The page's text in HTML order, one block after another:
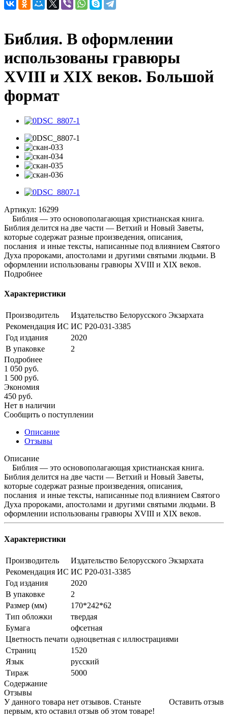
Библия. В оформлении
использованы гравюры
XVIII и XIX веков. Большой
формат
Артикул: 16299
Библия — это основополагающая христианская книга.
Библия делится на две части — Ветхий и Новый Заветы,
которые содержат разные произведения, описания,
послания и иные тексты, написанные под влиянием Святого
Духа пророками, апостолами и другими святыми людьми. В
оформлении использованы гравюры XVIII и XIX веков.
Подробнее
Характеристики
Производитель
Издательство Белорусского Экзархата
Рекомендация ИС ИС Р20-031-3385
Год издания
2020
В упаковке
2
Подробнее
1 050 руб.
1 500 руб.
Экономия
450 руб.
Нет в наличии
Сообщить о поступлении
Описание
Отзывы
Описание
Библия — это основополагающая христианская книга.
Библия делится на две части — Ветхий и Новый Заветы,
которые содержат разные произведения, описания,
послания и иные тексты, написанные под влиянием Святого
Духа пророками, апостолами и другими святыми людьми. В
оформлении использованы гравюры XVIII и XIX веков.
Характеристики
Производитель
Издательство Белорусского Экзархата
Рекомендация ИС ИС Р20-031-3385
Год издания
2020
В упаковке
2
Размер (мм)
170*242*62
Тип обложки
твердая
Бумага
офсетная
Цветность печати одноцветная с иллюстрациями
Страниц
1520
Язык
русский
Тираж
5000
Содержание
Отзывы
Оставить отзыв
У данного товара нет отзывов. Станьте
первым, кто оставил отзыв об этом товаре!